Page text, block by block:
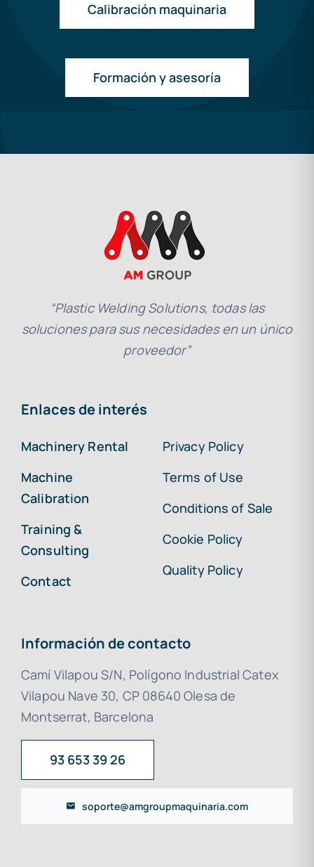
Calibración maquinaria
Formación y asesoría
“Plastic Welding Solutions, todas las
soluciones para sus necesidades en un único
proveedor”
Enlaces de interés
Machinery Rental
Machine
Calibration
Training &
Consulting
Contact
Privacy Policy
Terms of Use
Conditions of Sale
Cookie Policy
Quality Policy
Información de contacto
Camí Vilapou S/N, Polígono Industrial Catex
Vilapou Nave 30, CP 08640 Olesa de
Montserrat, Barcelona
93 653 39 26
soporte@amgroupmaquinaria.com